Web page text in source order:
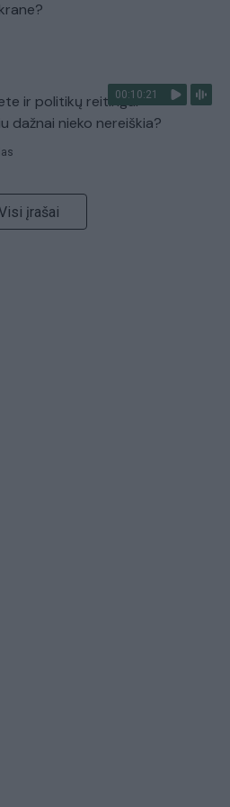
00:10:21
ir politikų reitingai
dažnai nieko nereiškia?
įrašai